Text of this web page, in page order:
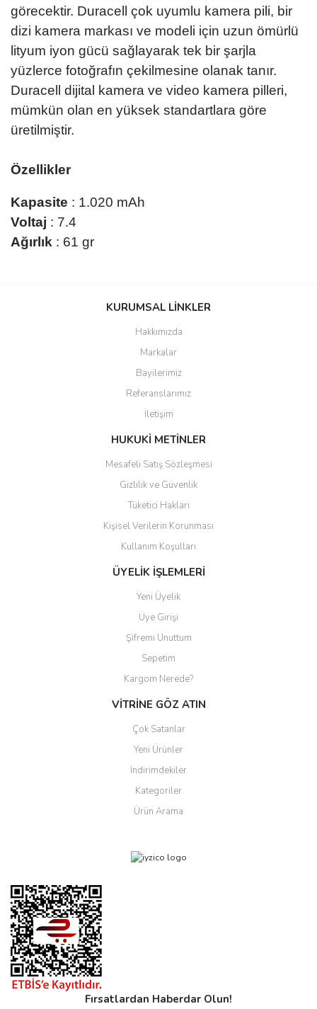
görecektir. Duracell çok uyumlu kamera pili, bir
dizi kamera markası ve modeli için uzun ömürlü
lityum iyon gücü sağlayarak tek bir şarjla
yüzlerce fotoğrafın çekilmesine olanak tanır.
Duracell dijital kamera ve video kamera pilleri,
mümkün olan en yüksek standartlara göre
üretilmiştir.
Özellikler
Kapasite : 1.020 mAh
Voltaj : 7.4
Ağırlık : 61 gr
tarafımıza iletebilirsiniz.
Ürün resmi kalitesiz, bozuk veya görüntülenemiyor.
Ürün açıklamasında eksik bilgiler bulunuyor.
Ürün bilgilerinde hatalar bulunuyor.
Ürün fiyatı diğer sitelerden daha pahalı.
Bu ürüne benzer farklı alternatifler olmalı.
Gönder
KURUMSAL LİNKLER
Hakkımızda
Markalar
Bayilerimiz
Referanslarımız
İletişim
HUKUKİ METİNLER
Mesafeli Satış Sözleşmesi
Gizlilik ve Güvenlik
Tüketici Hakları
Kişisel Verilerin Korunması
Kullanım Koşulları
ÜYELİK İŞLEMLERİ
Yeni Üyelik
Üye Girişi
Şifremi Unuttum
Sepetim
Kargom Nerede?
VİTRİNE GÖZ ATIN
Çok Satanlar
Yeni Ürünler
İndirimdekiler
Kategoriler
Ürün Arama
Fırsatlardan Haberdar Olun!